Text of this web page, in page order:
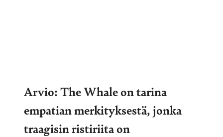
Arvio: The Whale on tarina
empatian merkityksestä, jonka
traagisin ristiriita on